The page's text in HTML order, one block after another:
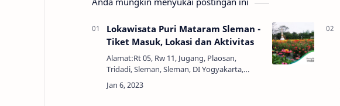
Lokawisata Puri Mataram Sleman -
Tiket Masuk, Lokasi dan Aktivitas
Alamat:Rt 05, Rw 11, Jugang, Plaosan,
Tridadi, Sleman, Sleman, DI Yogyakarta,
Indonesia, 55511Jam Buka:09.00 - 21.00
WIBTelepon:085 643 999 289Harga Tiket:Rp